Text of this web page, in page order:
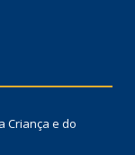
Criança e do